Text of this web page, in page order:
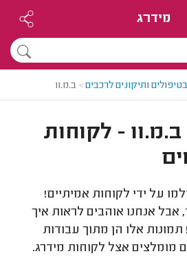
מידרג
ותיקונים לרכבים> ב.מ.וו
ב.מ.וו - לקוחות
על ידי לקוחות אמיתיים!
אבל אנחנו אוהבים לראות איך
אלו הן מתוך עבודות
מומלצים אצל לקוחות מידרג.